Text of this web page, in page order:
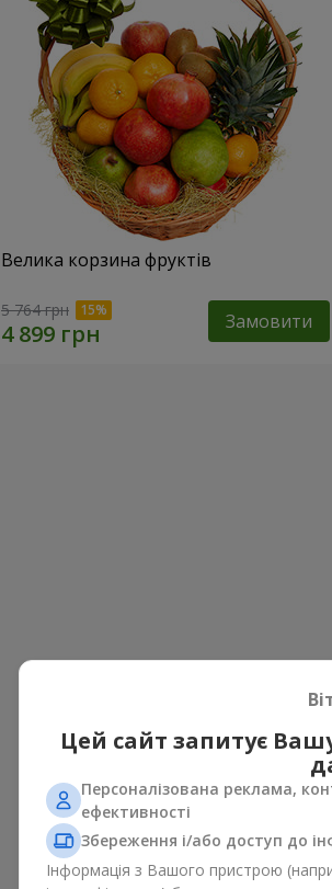
Велика корзина фруктів
5 764 грн Замовити
Цей сайт запитує
Персоналізована реклама,
ефективності
Збереження і/або доступ до
Інформація з Вашого пристрою